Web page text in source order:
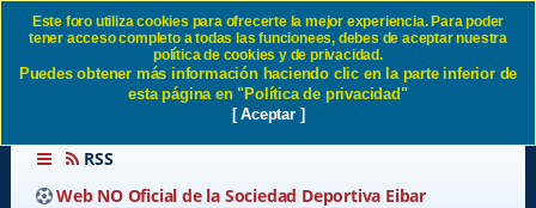
Enviar email de activación SD
Eibar
RSS
Web NO Oficial de la Sociedad Deportiva Eibar
Este foro utiliza cookies para ofrecerte la mejor experiencia. Para poder
tener acceso completo a todas las funcionees, debes de aceptar nuestra
política de cookies y de privacidad.
Puedes obtener más información haciendo clic en la parte inferior de
esta página en "Política de privacidad"
[ Aceptar ]